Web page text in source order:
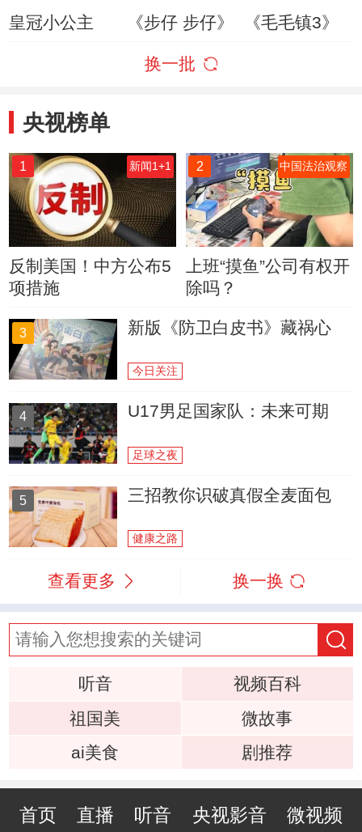
皇冠小公主 《步仔 步仔》 《毛毛镇3》
换一批
央视榜单
1 新闻1+1
反制美国！中方公布5
项措施
2 中国法治观察
上班“摸鱼”公司有权开
除吗？
3 新版《防卫白皮书》藏祸心
今日关注
4 U17男足国家队：未来可期
足球之夜
5 三招教你识破真假全麦面包
健康之路
查看更多 换一换
听音
视频百科
祖国美
微故事
ai美食
剧推荐
首页 直播 听音 央视影音 微视频